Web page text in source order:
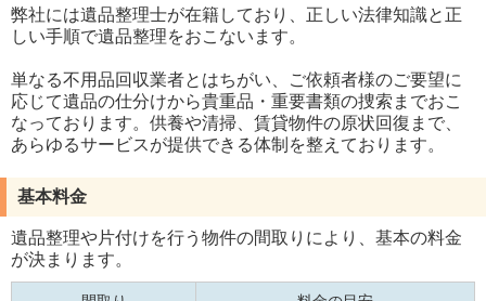
弊社には遺品整理士が在籍しており、正しい法律知識と正
しい手順で遺品整理をおこないます。
単なる不用品回収業者とはちがい、ご依頼者様のご要望に
応じて遺品の仕分けから貴重品・重要書類の捜索までおこ
なっております。供養や清掃、賃貸物件の原状回復まで、
あらゆるサービスが提供できる体制を整えております。
基本料金
遺品整理や片付けを行う物件の間取りにより、基本の料金
が決まります。